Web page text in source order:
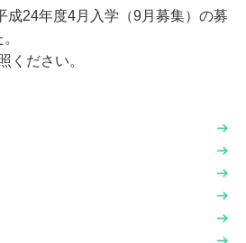
成24年度4月入学（9月募集）の募
ください。